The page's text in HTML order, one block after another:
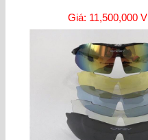
Giá: 11,500,000